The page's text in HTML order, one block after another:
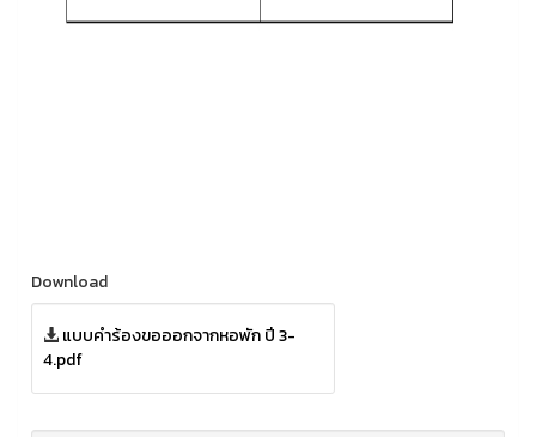
Download
แบบคำร้องขอออกจากหอพัก ปี 3-
4.pdf